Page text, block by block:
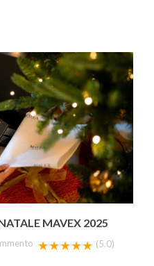
MAVEX 2025
★★★★★ (5.0)